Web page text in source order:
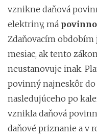
vznikne daňová
elektriny, má
Zdaňovacím
mesiac, ak tento
neustanovuje inak.
povinný najneskôr do
nasledujúceho po
vznikla daňová
daňové priznanie a v